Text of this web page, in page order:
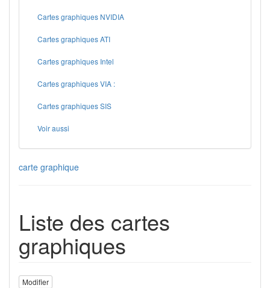
Cartes graphiques NVIDIA
Cartes graphiques ATI
Cartes graphiques Intel
Cartes graphiques VIA :
Cartes graphiques SIS
Voir aussi
carte graphique
Liste des cartes
graphiques
Modifier